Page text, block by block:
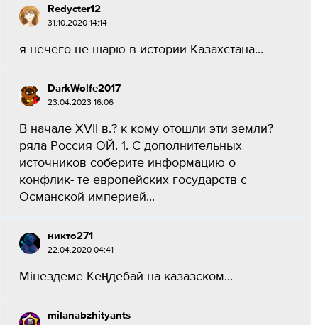
Redycter12
31.10.2020 14:14
я нечего не шарю в истории Казахстана...
DarkWolfe2017
23.04.2023 16:06
В начале XVII в.? к кому отошли эти земли?
ряла Россия ОЙ. 1. С дополнительных
источников соберите информацию о
конфлик- те европейских государств с
Османской империей...
никто271
22.04.2020 04:41
Мінездеме Кеңдебай на казазском​...
milanabzhityants